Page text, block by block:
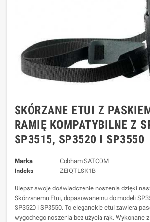
SKÓRZANE ETUI Z
RAMIĘ KOMPATYBILNE Z
SP3515, SP3520 I SP3550
Marka
Cobham SATCOM
Indeks
ZEIQTLSK1B
Ulepsz swoje doświadczenie noszenia dzięki
Skórzanemu Etui, dopasowanemu do modeli
SP3520 i SP3550. To eleganckie etui zawiera
wygodnego noszenia bez użycia rąk. Wykonane